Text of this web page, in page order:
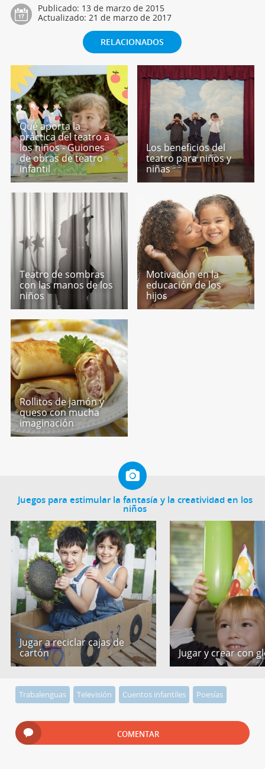
Publicado: 13 de marzo de 2015
Actualizado: 21 de marzo de 2017
RELACIONADOS
Qué aporta la
práctica del teatro a
los niños - Guiones
de obras de teatro
infantil
Los beneficios del
teatro para niños y
niñas
Teatro de sombras
con las manos de los
niños
Motivación en la
educación de los
hijos
Rollitos de jamón y
queso con mucha
imaginación
Juegos para estimular la fantasía y la creatividad en los
niños
Jugar a reciclar cajas de
cartón
Jugar y crear con
Trabalenguas Televisión Cuentos infantiles Poesías
COMENTAR